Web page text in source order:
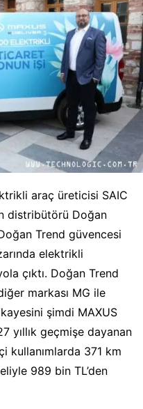
araç üreticisi SAIC
distribütörü Doğan
Trend güvencesi
elektrikli
çıktı. Doğan Trend
markası MG ile
şimdi MAXUS
yıllık geçmişe dayanan
kullanımlarda 371 km
989 bin TL’den